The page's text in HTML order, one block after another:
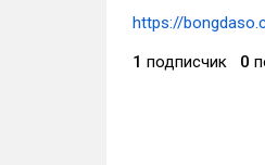
https://
1 подписчик 0